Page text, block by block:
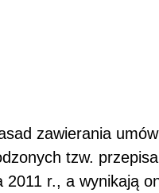
zawierania
tzw.
r., a wynikają